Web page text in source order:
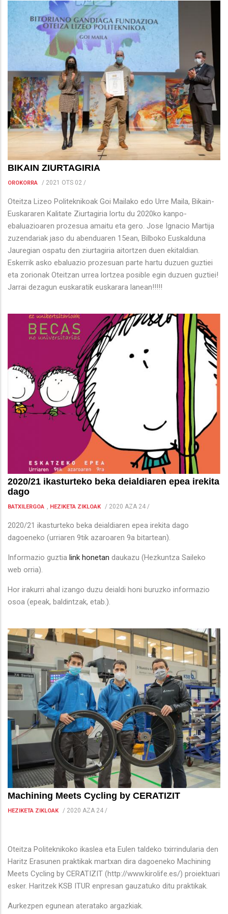
BIKAIN ZIURTAGIRIA
OROKORRA / 2021 OTS 02 /
Oteitza Lizeo Politeknikoak Goi Mailako edo Urre Maila, Bikain-
Euskararen Kalitate Ziurtagiria lortu du 2020ko kanpo-
ebaluazioaren prozesua amaitu eta gero. Jose Ignacio Martija
zuzendariak jaso du abenduaren 15ean, Bilboko Euskalduna
Jauregian ospatu den ziurtagiria aitortzen duen ekitaldian.
Eskerrik asko ebaluazio prozesuan parte hartu duzuen guztiei
eta zorionak Oteitzan urrea lortzea posible egin duzuen guztiei!
Jarrai dezagun euskaratik euskarara lanean!!!!!
2020/21 ikasturteko beka deialdiaren epea irekita
dago
BATXILERGOA , HEZIKETA ZIKLOAK / 2020 AZA 24 /
2020/21 ikasturteko beka deialdiaren epea irekita dago
dagoeneko (urriaren 9tik azaroaren 9a bitartean).
Informazio guztia link honetan daukazu (Hezkuntza Saileko
web orria).
Hor irakurri ahal izango duzu deialdi honi buruzko informazio
osoa (epeak, baldintzak, etab.).
Machining Meets Cycling by CERATIZIT
HEZIKETA ZIKLOAK / 2020 AZA 24 /
Oteitza Politeknikoko ikaslea eta Eulen taldeko txirrindularia den
Haritz Erasunen praktikak martxan dira dagoeneko Machining
Meets Cycling by CERATIZIT (http://www.kirolife.es/) proiektuari
esker. Haritzek KSB ITUR enpresan gauzatuko ditu praktikak.
Aurkezpen egunean ateratako argazkiak.